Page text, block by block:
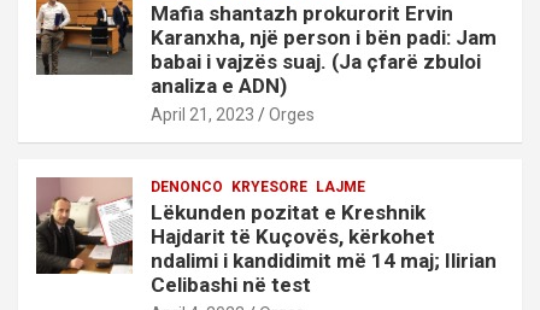
Mafia shantazh prokurorit Ervin
Karanxha, një person i bën padi: Jam
babai i vajzës suaj. (Ja çfarë zbuloi
analiza e ADN)
April 21, 2023 Orges
DENONCO KRYESORE LAJME
Lëkunden pozitat e Kreshnik
Hajdarit të Kuçovës, kërkohet
ndalimi i kandidimit më 14 maj; Ilirian
Celibashi në test